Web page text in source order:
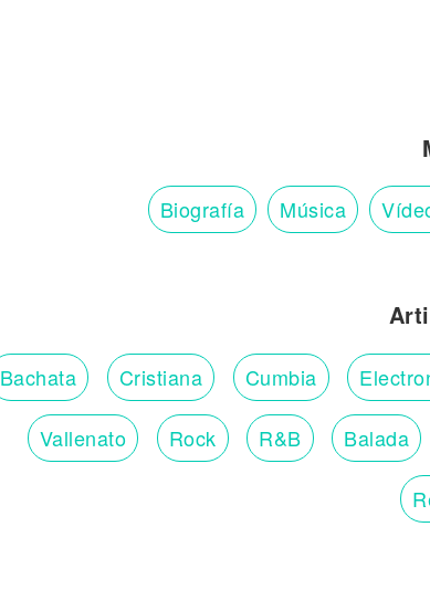
Biografía Música
Bachata Cristiana Cumbia
Vallenato Rock R&B Balada